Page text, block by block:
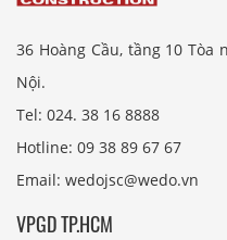
36 Hoàng Cầu, tầng 10
Nội.
Tel: 024. 38 16 8888
Hotline: 09 38 89 67 67
Email: wedojsc@wedo.vn
VPGD TP.HCM